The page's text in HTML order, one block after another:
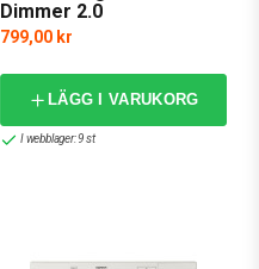
Dimmer 2.0
799,00 kr
LÄGG I VARUKORG
I webblager: 9 st